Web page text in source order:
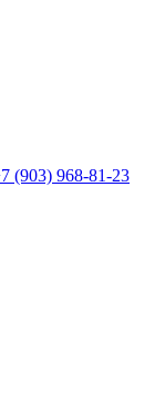
(903) 968-81-23